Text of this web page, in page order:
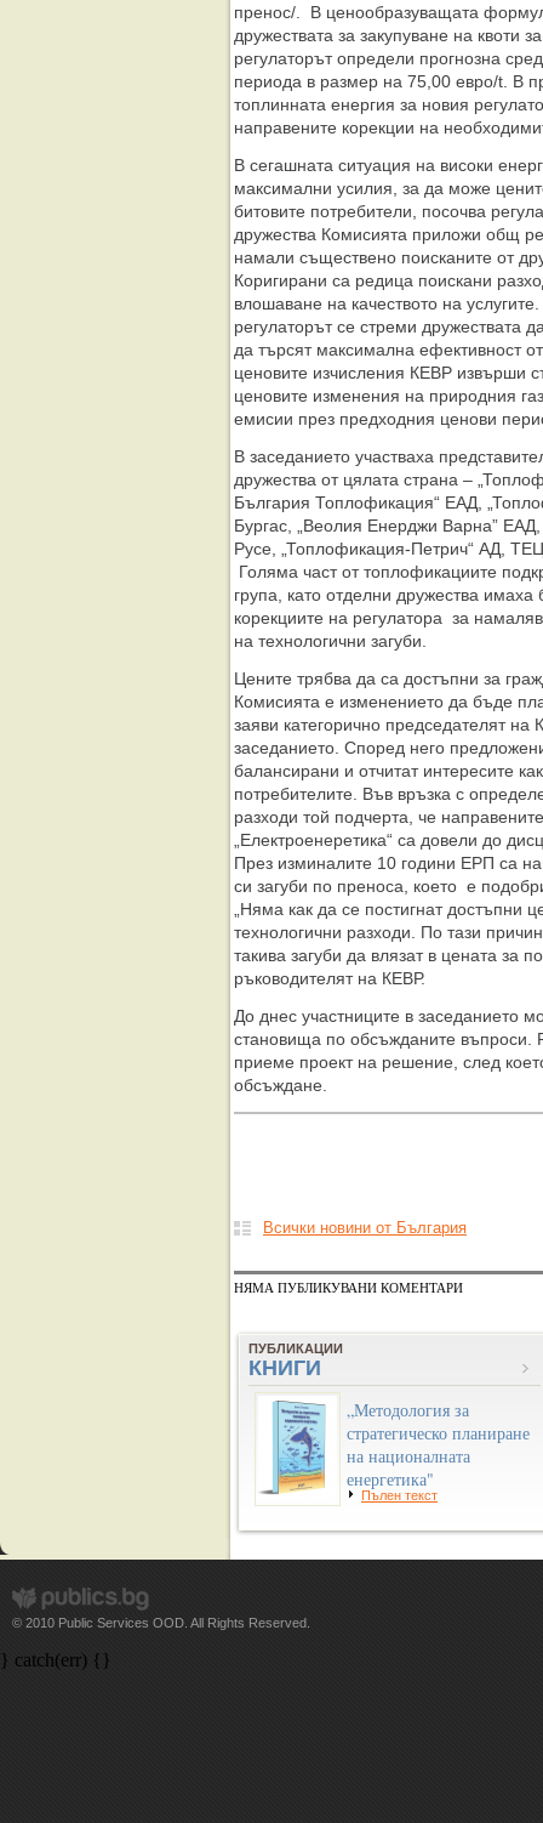
пренос/. В ценообразуващата
дружествата за закупуване на квоти
регулаторът определи прогнозна
периода в размер на 75,00 евро/t. В
топлинната енергия за новия
направените корекции на
В сегашната ситуация на високи
максимални усилия, за да може
битовите потребители, посочва
дружества Комисията приложи общ
намали съществено поисканите от
Коригирани са редица поискани
влошаване на качеството на
регулаторът се стреми дружествата
да търсят максимална ефективност
ценовите изчисления КЕВР извърши
ценовите изменения на природния
емисии през предходния ценови
В заседанието участваха
дружества от цялата страна –
България Топлофикация“ ЕАД,
Бургас, „Веолия Енерджи Варна”
Русе, „Топлофикация-Петрич“ АД,
Голяма част от топлофикациите
група, като отделни дружества
корекциите на регулатора за
на технологични загуби.
Цените трябва да са достъпни за
Комисията е изменението да бъде
заяви категорично председателят
заседанието. Според него
балансирани и отчитат интересите
потребителите. Във връзка с
разходи той подчерта, че
„Електроенеретика“ са довели до
През изминалите 10 години ЕРП са
си загуби по преноса, което е
„Няма как да се постигнат достъпни
технологични разходи. По тази
такива загуби да влязат в цената за
ръководителят на КЕВР.
До днес участниците в заседанието
становища по обсъжданите въпроси.
приеме проект на решение, след
обсъждане.
Всички новини от България
НЯМА ПУБЛИКУВАНИ КОМЕНТАРИ
ПУБЛИКАЦИИ
КНИГИ
„Методология за
стратегическо планиране
на националната
енергетика"
Пълен текст
© 2010 Public Services OOD. All Rights Reserved.
} catch(err) {}